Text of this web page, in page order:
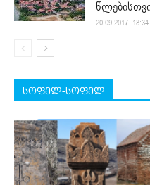
20.09.2017. 18:34
სოფელ-სოფელ